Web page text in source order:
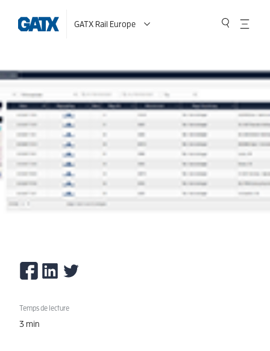
GATX Rail Europe
Temps de lecture
3 min